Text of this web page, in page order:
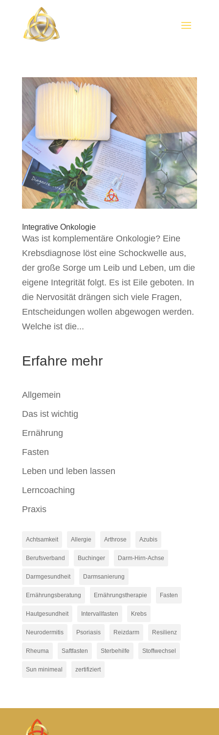
Integrative Onkologie
Was ist komplementäre Onkologie? Eine
Krebsdiagnose löst eine Schockwelle aus,
der große Sorge um Leib und Leben, um die
eigene Integrität folgt. Es ist Eile geboten. In
die Nervosität drängen sich viele Fragen,
Entscheidungen wollen abgewogen werden.
Welche ist die...
Erfahre mehr
Allgemein
Das ist wichtig
Ernährung
Fasten
Leben und leben lassen
Lerncoaching
Praxis
Achtsamkeit Allergie Arthrose Azubis
Berufsverband Buchinger Darm-Hirn-Achse
Darmgesundheit Darmsanierung
Ernährungsberatung Ernährungstherapie Fasten
Hautgesundheit Intervallfasten Krebs
Neurodermitis Psoriasis Reizdarm Resilienz
Rheuma Saftfasten Sterbehilfe Stoffwechsel
Sun minimeal zertifiziert